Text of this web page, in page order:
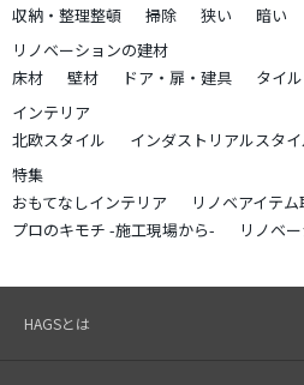
収納・整理整頓
掃除 狭い 暗い
リノベーションの建材
床材
壁材 ドア・扉・建具 タイル
インテリア
北欧スタイル
インダストリアルスタ
特集
おもてなしインテリア
リノベアイテ
プロのキモチ -施工現場から-
リノベ
HAGSとは